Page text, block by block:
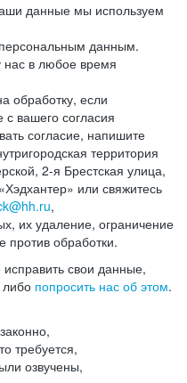
данные мы используем
данным.
нас в любое время
обработку, если
вашего согласия
согласие, напишите
территория
2-я Брестская улица,
или свяжитесь
,
их удаление, ограничение
против обработки.
свои данные,
либо попросить нас об этом.
требуется,
озвучены,